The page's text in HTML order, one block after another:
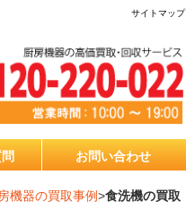
サイトマップ
お問い合わせ
機器の買取事例>食洗機の買取